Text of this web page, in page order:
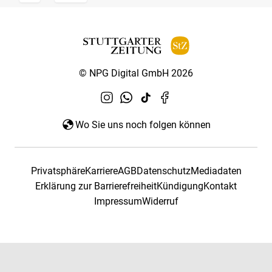
© NPG Digital GmbH 2026
Wo Sie uns noch folgen können
PrivatsphäreKarriereAGBDatenschutzMediadaten
Erklärung zur BarrierefreiheitKündigungKontakt
ImpressumWiderruf